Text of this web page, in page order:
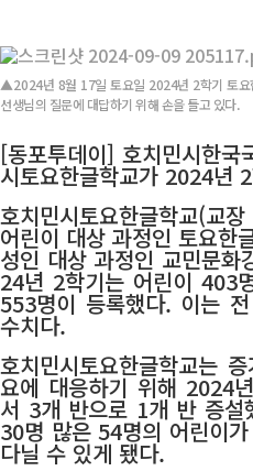
▲2024년 8월 17일 토요일 2024년 2학기 토요
선생님의 질문에 대답하기 위해 손을 들고 있다.
[동포투데이] 호치민시한국
시토요한글학교가 2024년
호치민시토요한글학교(교
어린이 대상 과정인 토요한
성인 대상 과정인 교민문
24년 2학기는 어린이 403
553명이 등록했다. 이는
수치다.
호치민시토요한글학교는
요에 대응하기 위해 2024
서 3개 반으로 1개 반 증설
30명 많은 54명의 어린이
다닐 수 있게 됐다.